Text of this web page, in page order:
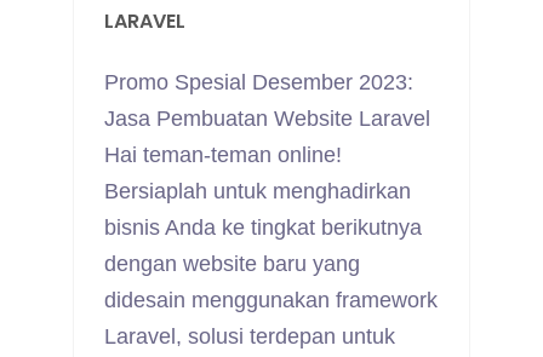
LARAVEL
Promo Spesial Desember 2023:
Jasa Pembuatan Website Laravel
Hai teman-teman online!
Bersiaplah untuk menghadirkan
bisnis Anda ke tingkat berikutnya
dengan website baru yang
didesain menggunakan framework
Laravel, solusi terdepan untuk